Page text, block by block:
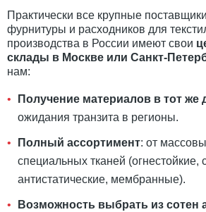
Практически все крупные
фурнитуры и расходников для
производства в России имеют свои
склады в Москве или Санкт-
нам:
Получение материалов в тот же
ожидания транзита в регионы.
Полный ассортимент: от
специальных тканей (огнестойкие,
антистатические, мембранные).
Возможность выбрать из сотен